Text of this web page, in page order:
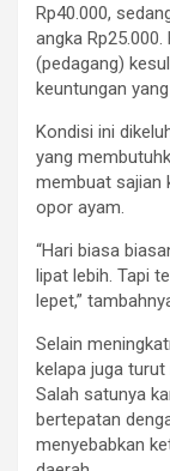
Rp40.000,
angka
(pedagang)
keuntungan yang
Kondisi ini
yang
membuat sajian
opor ayam.
“Hari biasa
lipat lebih. Tapi
lepet,”
Selain
kelapa juga turut
Salah satunya
bertepatan
menyebabkan